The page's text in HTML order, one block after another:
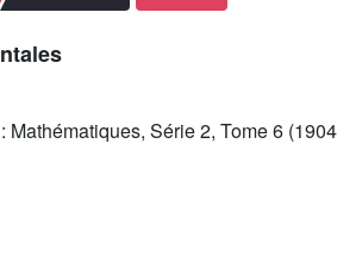
Série 2, Tome 6